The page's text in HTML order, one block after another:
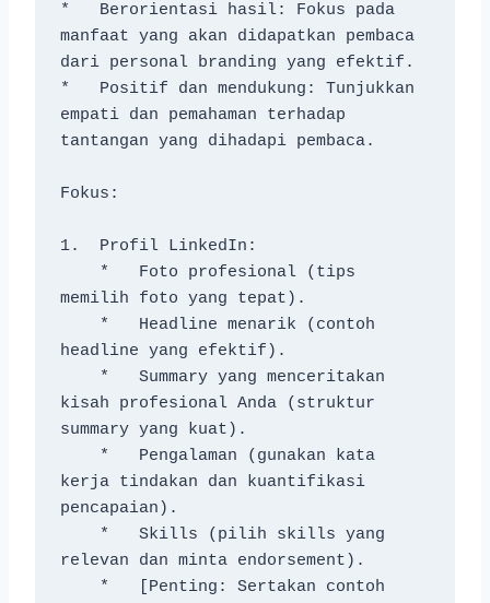
*   Berorientasi hasil: Fokus pada
manfaat yang akan didapatkan pembaca
dari personal branding yang efektif.
*   Positif dan mendukung: Tunjukkan
empati dan pemahaman terhadap
tantangan yang dihadapi pembaca.
Fokus:
1.  Profil LinkedIn:
memilih foto yang tepat).
headline yang efektif).
kisah profesional Anda (struktur
summary yang kuat).
kerja tindakan dan kuantifikasi
pencapaian).
relevan dan minta endorsement).